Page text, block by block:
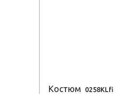
Костюм 0258KLfi